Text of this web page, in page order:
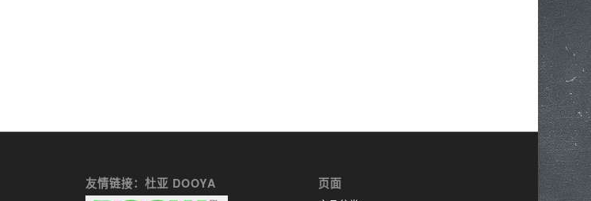
友情链接：杜亚 DOOYA 页面